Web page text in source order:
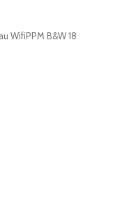
WifiPPM B&W 18